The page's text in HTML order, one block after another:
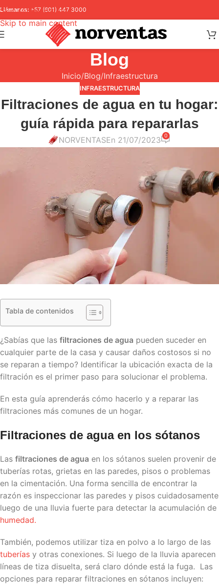
Skip to navigation
Skip to main content
Llámanos: +57 (601) 447 3000
Blog
Inicio Blog Infraestructura
INFRAESTRUCTURA
Filtraciones de agua en tu hogar:
guía rápida para repararlas
NORVENTASEn 21/07/2023 0
Tabla de contenidos
¿Sabías que las filtraciones de agua pueden suceder en
cualquier parte de la casa y causar daños costosos si no
se reparan a tiempo? Identificar la ubicación exacta de la
filtración es el primer paso para solucionar el problema.
En esta guía aprenderás cómo hacerlo y a reparar las
filtraciones más comunes de un hogar.
Filtraciones de agua en los sótanos
Las filtraciones de agua en los sótanos suelen provenir de
tuberías rotas, grietas en las paredes, pisos o problemas
en la cimentación. Una forma sencilla de encontrar la
razón es inspeccionar las paredes y pisos cuidadosamente
luego de una lluvia fuerte para detectar la acumulación de
humedad.
También, podemos utilizar tiza en polvo a lo largo de las
tuberías y otras conexiones. Si luego de la lluvia aparecen
líneas de tiza disuelta, será claro dónde está la fuga. Las
opciones para reparar filtraciones en sótanos incluyen: